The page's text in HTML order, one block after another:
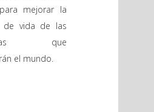
mejorar la
de vida de las
que
el mundo.